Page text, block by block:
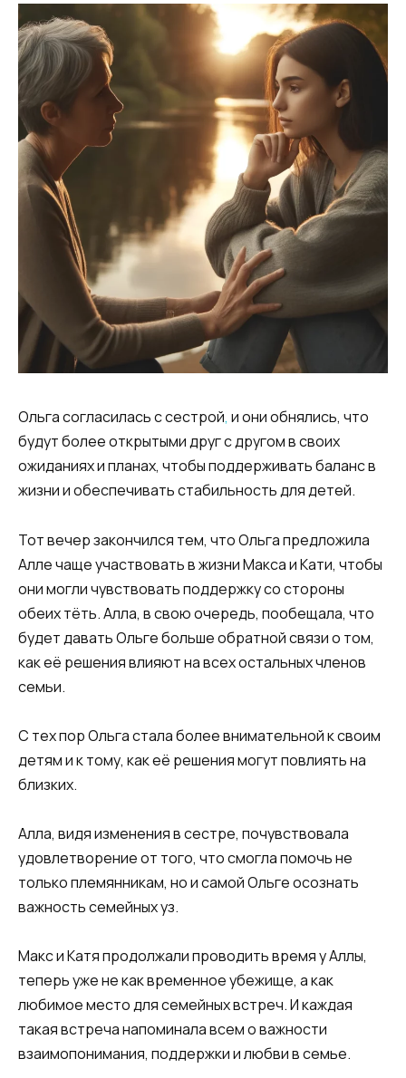
Ольга согласилась с сестрой, и они обнялись, что
будут более открытыми друг с другом в своих
ожиданиях и планах, чтобы поддерживать баланс в
жизни и обеспечивать стабильность для детей.
Тот вечер закончился тем, что Ольга предложила
Алле чаще участвовать в жизни Макса и Кати, чтобы
они могли чувствовать поддержку со стороны
обеих тёть. Алла, в свою очередь, пообещала, что
будет давать Ольге больше обратной связи о том,
как её решения влияют на всех остальных членов
семьи.
С тех пор Ольга стала более внимательной к своим
детям и к тому, как её решения могут повлиять на
близких.
Алла, видя изменения в сестре, почувствовала
удовлетворение от того, что смогла помочь не
только племянникам, но и самой Ольге осознать
важность семейных уз.
Макс и Катя продолжали проводить время у Аллы,
теперь уже не как временное убежище, а как
любимое место для семейных встреч. И каждая
такая встреча напоминала всем о важности
взаимопонимания, поддержки и любви в семье.